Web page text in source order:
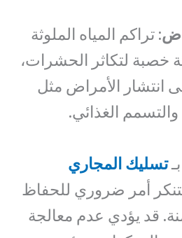
: تراكم المياه الملوثة
خصبة لتكاثر الحشرات،
انتشار الأمراض مثل
والتسمم الغذائي.
تسليك المجاري
أمر ضروري للحفاظ
قد يؤدي عدم معالجة